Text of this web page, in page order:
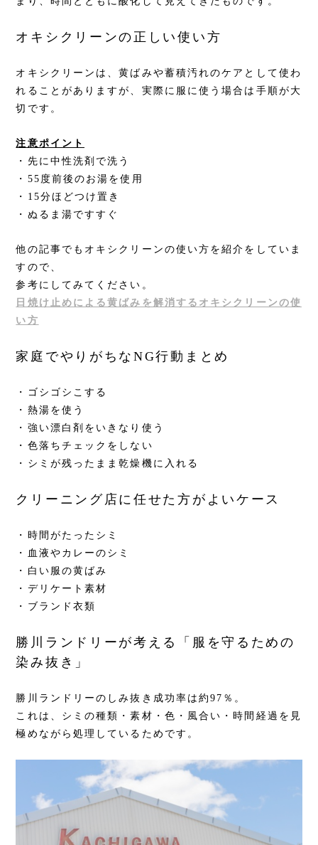
オキシクリーンの正しい使い方
オキシクリーンは、黄ばみや蓄積汚れのケアとして使わ
れることがありますが、実際に服に使う場合は手順が大
切です。
注意ポイント
・先に中性洗剤で洗う
・55度前後のお湯を使用
・15分ほどつけ置き
・ぬるま湯ですすぐ
他の記事でもオキシクリーンの使い方を紹介をしていま
すので、
参考にしてみてください。
日焼け止めによる黄ばみを解消するオキシクリーンの使
い方
家庭でやりがちなNG行動まとめ
・ゴシゴシこする
・熱湯を使う
・強い漂白剤をいきなり使う
・色落ちチェックをしない
・シミが残ったまま乾燥機に入れる
クリーニング店に任せた方がよいケース
・時間がたったシミ
・血液やカレーのシミ
・白い服の黄ばみ
・デリケート素材
・ブランド衣類
勝川ランドリーが考える「服を守るための
染み抜き」
勝川ランドリーのしみ抜き成功率は約97％。
これは、シミの種類・素材・色・風合い・時間経過を見
極めながら処理しているためです。